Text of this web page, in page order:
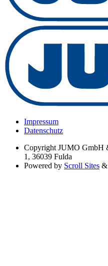
Impressum
Datenschutz
Copyright JUMO GmbH
1, 36039 Fulda
Powered by Scroll Sites &